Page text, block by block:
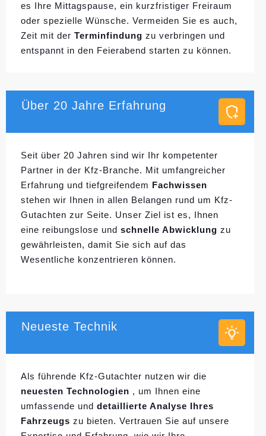
es Ihre Mittagspause, ein kurzfristiger Freiraum
oder spezielle Wünsche. Vermeiden Sie es auch,
Zeit mit der Terminfindung zu verbringen und
entspannt in den Feierabend starten zu können.
Über 20 Jahre Erfahrung
Seit über 20 Jahren sind wir Ihr kompetenter
Partner in der Kfz-Branche. Mit umfangreicher
Erfahrung und tiefgreifendem Fachwissen
stehen wir Ihnen in allen Belangen rund um Kfz-
Gutachten zur Seite. Unser Ziel ist es, Ihnen
eine reibungslose und schnelle Abwicklung zu
gewährleisten, damit Sie sich auf das
Wesentliche konzentrieren können.
Neueste Technik
Als führende Kfz-Gutachter nutzen wir die
neuesten Technologien , um Ihnen eine
umfassende und detaillierte Analyse Ihres
Fahrzeugs zu bieten. Vertrauen Sie auf unsere